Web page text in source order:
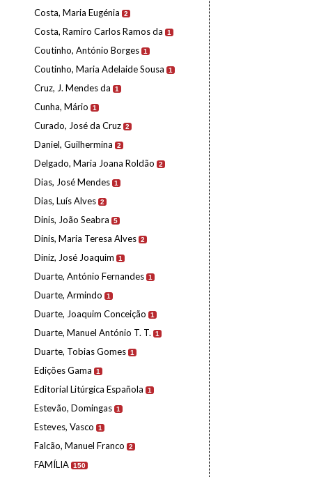
Costa, Maria Eugénia 2
Costa, Ramiro Carlos Ramos da 1
Coutinho, António Borges 1
Coutinho, Maria Adelaide Sousa 1
Cruz, J. Mendes da 1
Cunha, Mário 1
Curado, José da Cruz 2
Daniel, Guilhermina 2
Delgado, Maria Joana Roldão 2
Dias, José Mendes 1
Dias, Luís Alves 2
Dinis, João Seabra 5
Dinis, Maria Teresa Alves 2
Diniz, José Joaquim 1
Duarte, António Fernandes 1
Duarte, Armindo 1
Duarte, Joaquim Conceição 1
Duarte, Manuel António T. T. 1
Duarte, Tobias Gomes 1
Edições Gama 1
Editorial Litúrgica Española 1
Estevão, Domingas 1
Esteves, Vasco 1
Falcão, Manuel Franco 2
FAMÍLIA 150